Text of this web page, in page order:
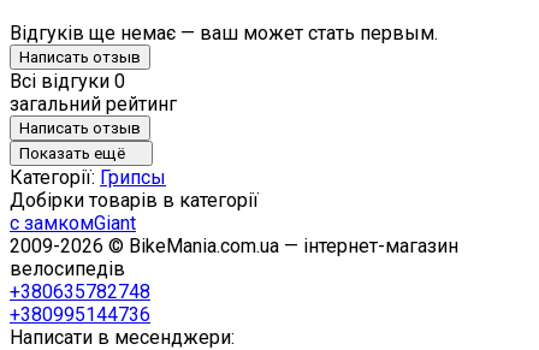
Відгуків ще немає — ваш может стать первым.
Написать отзыв
Всі відгуки 0
загальний рейтинг
Написать отзыв
Показать ещё
Категорії: Грипсы
Добірки товарів в категорії
с замкомGiant
2009-2026 © BikeMania.com.ua — інтернет-магазин
велосипедів
+380635782748
+380995144736
Написати в месенджери: